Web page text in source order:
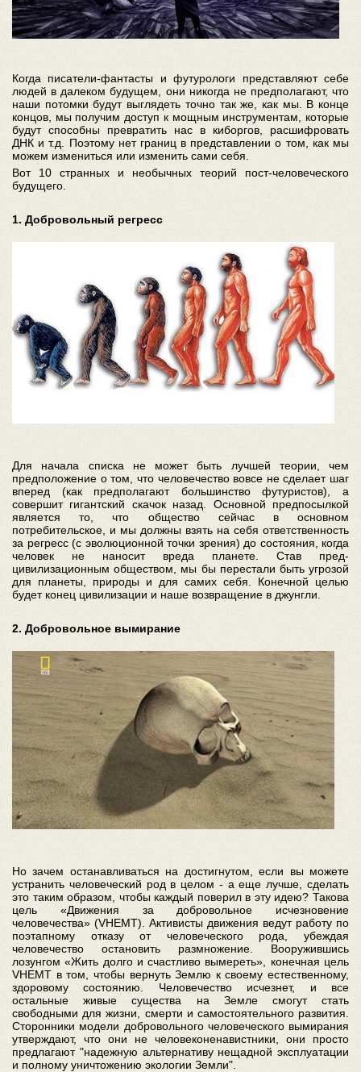
Когда писатели-фантасты и футурологи представляют себе
людей в далеком будущем, они никогда не предполагают, что
наши потомки будут выглядеть точно так же, как мы. В конце
концов, мы получим доступ к мощным инструментам, которые
будут способны превратить нас в киборгов, расшифровать
ДНК и т.д. Поэтому нет границ в представлении о том, как мы
можем измениться или изменить сами себя.
Вот 10 странных и необычных теорий пост-человеческого
будущего.
1. Добровольный регресс
Для начала списка не может быть лучшей теории, чем
предположение о том, что человечество вовсе не сделает шаг
вперед (как предполагают большинство футуристов), а
совершит гигантский скачок назад. Основной предпосылкой
является то, что общество сейчас в основном
потребительское, и мы должны взять на себя ответственность
за регресс (с эволюционной точки зрения) до состояния, когда
человек не наносит вреда планете. Став пред-
цивилизационным обществом, мы бы перестали быть угрозой
для планеты, природы и для самих себя. Конечной целью
будет конец цивилизации и наше возвращение в джунгли.
2. Добровольное вымирание
Но зачем останавливаться на достигнутом, если вы можете
устранить человеческий род в целом - а еще лучше, сделать
это таким образом, чтобы каждый поверил в эту идею? Такова
цель «Движения за добровольное исчезновение
человечества» (VHEMT). Активисты движения ведут работу по
поэтапному отказу от человеческого рода, убеждая
человечество остановить размножение. Вооружившись
лозунгом «Жить долго и счастливо вымереть», конечная цель
VHEMT в том, чтобы вернуть Землю к своему естественному,
здоровому состоянию. Человечество исчезнет, и все
остальные живые существа на Земле смогут стать
свободными для жизни, смерти и самостоятельного развития.
Сторонники модели добровольного человеческого вымирания
утверждают, что они не человеконенавистники, они просто
предлагают "надежную альтернативу нещадной эксплуатации
и полному уничтожению экологии Земли".